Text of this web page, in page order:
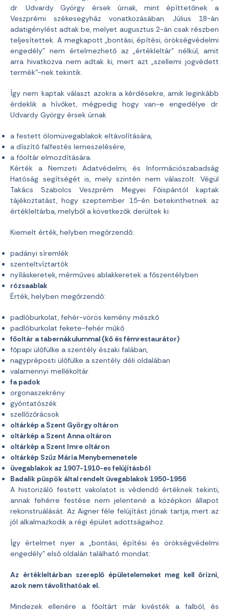
dr. Udvardy György érsek úrnak, mint építtetőnek a
Veszprémi székesegyház vonatkozásában. Július 18-án
adatigénylést adtak be, melyet augusztus 2-án csak részben
teljesítettek. A megkapott „bontási, építési, örökségvédelmi
engedély” nem értelmezhető az „értékleltár” nélkül, amit
arra hivatkozva nem adtak ki, mert azt „szellemi jogvédett
termék”-nek tekintik.
Így nem kaptak választ azokra a kérdésekre, amik leginkább
érdeklik a hívőket, mégpedig hogy van-e engedélye dr.
Udvardy György érsek úrnak
a festett ólomüvegablakok eltávolítására,
a díszítő falfestés lemeszelésére,
a főoltár elmozdítására.
Kérték a Nemzeti Adatvédelmi, és Információszabadság
Hatóság segítségét is, mely szintén nem válaszolt. Végül
Takács Szabolcs Veszprém Megyei Főispántól kaptak
tájékoztatást, hogy szeptember 15-én betekinthetnek az
értékleltárba, melyből a következők derültek ki:
Kiemelt érték, helyben megőrzendő:
padányi síremlék
szenteltvíztartók
nyíláskeretek, mérműves ablakkeretek a főszentélyben
rózsaablak
Érték, helyben megőrzendő:
padlóburkolat, fehér-vörös kemény mészkő
padlóburkolat fekete-fehér műkő
főoltár a tabernákulummal (kő és fémrestaurátor)
főpapi ülőfülke a szentély északi falában,
nagypréposti ülőfülke a szentély déli oldalában
valamennyi mellékoltár
fa padok
orgonaszekrény
gyóntatószék
szellőzőrácsok
oltárkép a Szent György oltáron
oltárkép a Szent Anna oltáron
oltárkép a Szent Imre oltáron
oltárkép Szűz Mária Menybemenetele
üvegablakok az 1907-1910-es felújításból
Badalik püspök által rendelt üvegablakok 1950-1956
A historizáló festett vakolatot is védendő értéknek tekinti,
annak fehérre festése nem jelentené a középkori állapot
rekonstruálását. Az Aigner féle felújítást jónak tartja, mert az
jól alkalmazkodik a régi épület adottságaihoz.
Így értelmet nyer a „bontási, építési és örökségvédelmi
engedély” első oldalán található mondat:
Az értékleltárban szereplő épületelemeket meg kell őrizni,
azok nem távolíthatóak el.
Mindezek ellenére a főoltárt már kivésték a falból, és